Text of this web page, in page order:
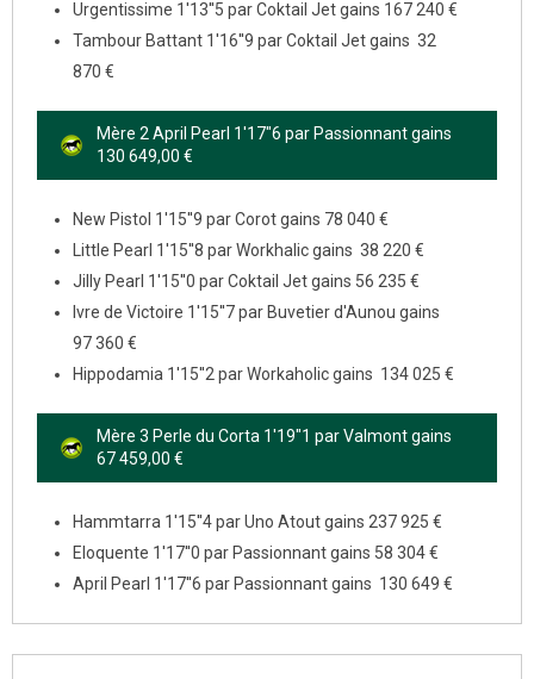
Urgentissime 1'13''5 par Coktail Jet gains 167 240 €
Tambour Battant 1'16''9 par Coktail Jet gains 32
870 €
Mère 2 April Pearl 1'17"6 par Passionnant gains
130 649,00 €
New Pistol 1'15''9 par Corot gains 78 040 €
Little Pearl 1'15''8 par Workhalic gains 38 220 €
Jilly Pearl 1'15''0 par Coktail Jet gains 56 235 €
Ivre de Victoire 1'15''7 par Buvetier d'Aunou gains
97 360 €
Hippodamia 1'15''2 par Workaholic gains 134 025 €
Mère 3 Perle du Corta 1'19"1 par Valmont gains
67 459,00 €
Hammtarra 1'15''4 par Uno Atout gains 237 925 €
Eloquente 1'17''0 par Passionnant gains 58 304 €
April Pearl 1'17''6 par Passionnant gains 130 649 €